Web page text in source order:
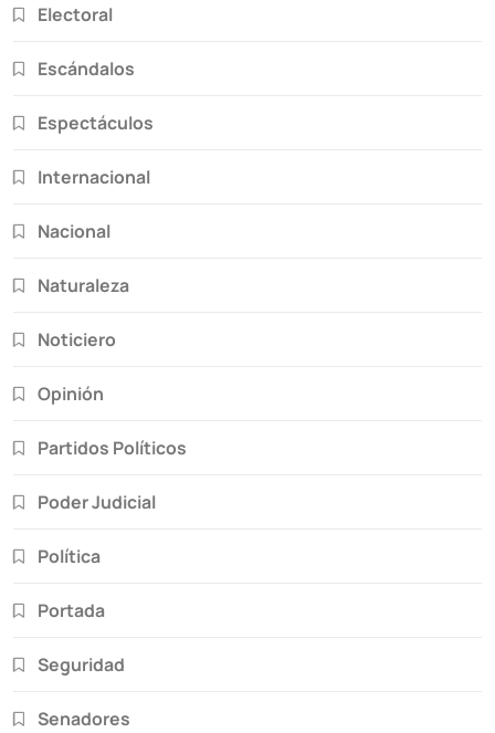
Electoral
Escándalos
Espectáculos
Internacional
Nacional
Naturaleza
Noticiero
Opinión
Partidos Políticos
Poder Judicial
Política
Portada
Seguridad
Senadores